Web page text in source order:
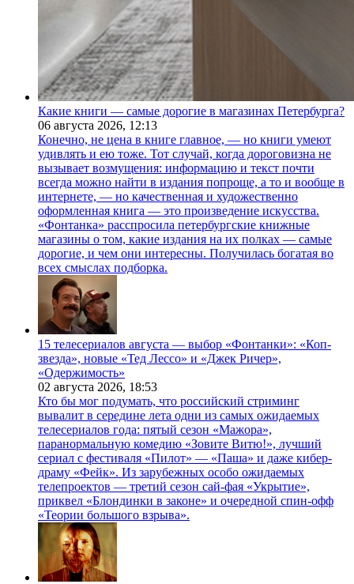
Какие книги — самые дорогие в магазинах Петербурга?
06 августа 2026, 12:13
Конечно, не цена в книге главное, — но книги умеют
удивлять и ею тоже. Тот случай, когда дороговизна не
вызывает возмущения: информацию и текст почти
всегда можно найти в издания попроще, а то и вообще в
интернете, — но качественная и художественно
оформленная книга — это произведение искусства.
«Фонтанка» расспросила петербургские книжные
магазины о том, какие издания на их полках — самые
дорогие, и чем они интересны. Получилась богатая во
всех смыслах подборка.
15 телесериалов августа — выбор «Фонтанки»: «Коп-
звезда», новые «Тед Лессо» и «Джек Ричер»,
«Одержимость»
02 августа 2026, 18:53
Кто бы мог подумать, что российский стриминг
вывалит в середине лета одни из самых ожидаемых
телесериалов года: пятый сезон «Мажора»,
паранормальную комедию «Зовите Витю!», лучший
сериал с фестиваля «Пилот» — «Паша» и даже кибер-
драму «Фейк». Из зарубежных особо ожидаемых
телепроектов — третий сезон сай-фая «Укрытие»,
приквел «Блондинки в законе» и очередной спин-офф
«Теории большого взрыва».